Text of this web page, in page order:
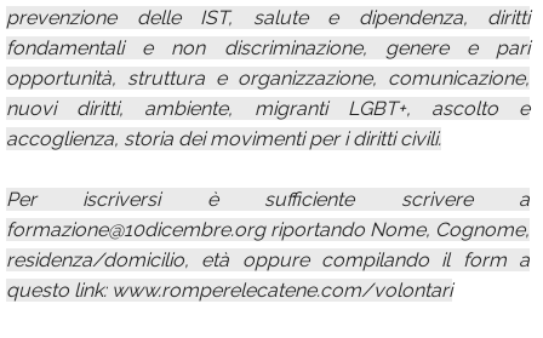
prevenzione delle IST, salute e dipendenza, diritti
fondamentali e non discriminazione, genere e pari
opportunità, struttura e organizzazione, comunicazione,
nuovi diritti, ambiente, migranti LGBT+, ascolto e
accoglienza, storia dei movimenti per i diritti civili.
Per iscriversi è sufficiente scrivere a
formazione@10dicembre.org riportando Nome, Cognome,
residenza/domicilio, età oppure compilando il form a
questo link: www.romperelecatene.com/volontari